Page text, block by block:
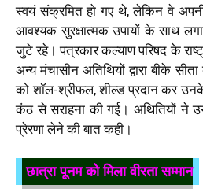
स्वयं संक्रमित हो गए थे, लेकिन वे
आवश्यक सुरक्षात्मक उपायों के साथ
जुटे रहे। पत्रकार कल्याण परिषद के
अन्य मंचासीन अतिथियों द्वारा बीके
को शॉल-श्रीफल, शील्ड प्रदान कर
कंठ से सराहना की गई। अथितियों ने
प्रेरणा लेने की बात कही।
छात्रा पूनम को मिला वीरता सम्मान